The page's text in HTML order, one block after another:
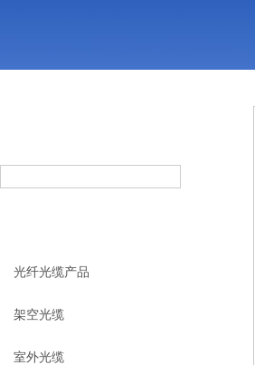
光纤光缆产品
架空光缆
室外光缆